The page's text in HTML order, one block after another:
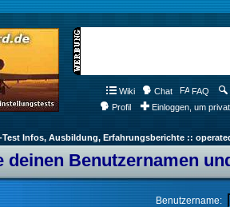
Wiki Chat FAQ
Profil
Einloggen, um
Infos, Ausbildung, Erfahrungsberichte ::
deinen Benutzernamen
Benutzername: